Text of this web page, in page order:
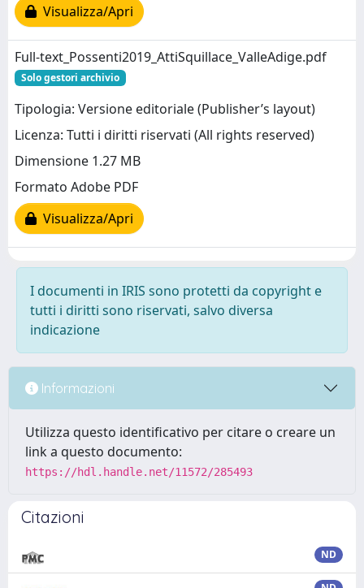
Visualizza/Apri
Full-text_Possenti2019_AttiSquillace_ValleAdige.pdf
Solo gestori archivio
Tipologia: Versione editoriale (Publisher’s layout)
Licenza: Tutti i diritti riservati (All rights reserved)
Dimensione 1.27 MB
Formato Adobe PDF
Visualizza/Apri
I documenti in IRIS sono protetti da copyright e
tutti i diritti sono riservati, salvo diversa
indicazione
Informazioni
Utilizza questo identificativo per citare o creare un
link a questo documento:
https://hdl.handle.net/11572/285493
Citazioni
ND